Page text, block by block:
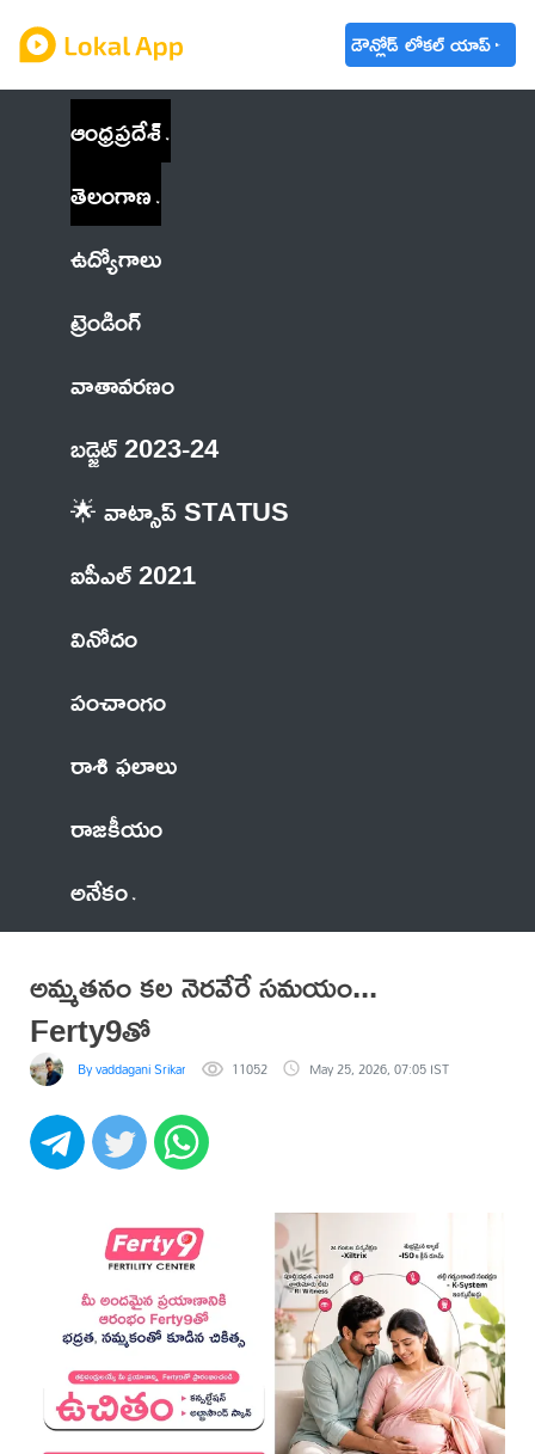
డౌన్లోడ్ లోకల్ యాప్
ఆంధ్రప్రదేశ్
తెలంగాణ
ఉద్యోగాలు
ట్రెండింగ్
వాతావరణం
బడ్జెట్ 2023-24
🌟 వాట్సాప్ STATUS
ఐపీఎల్ 2021
వినోదం
పంచాంగం
రాశి ఫలాలు
రాజకీయం
అనేకం
అమ్మతనం కల నెరవేరే సమయం...
Ferty9తో
By vaddagani Srikanth 11052 May 25, 2026, 07:05 IST